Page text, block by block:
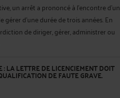
un arrêt a prononcé à l’encontre d’un
d’une durée de trois années. En
de diriger, gérer, administrer ou
LA LETTRE DE LICENCIEMENT DOIT
DE FAUTE GRAVE.